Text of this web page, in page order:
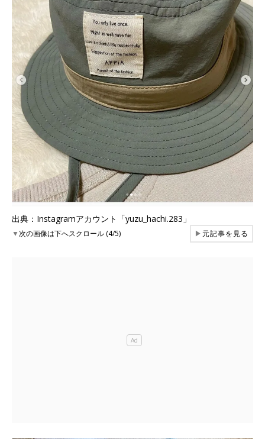
出典：Instagramアカウント「yuzu_hachi.283」
▼次の画像は下へスクロール (4/5) ▶元記事を見る